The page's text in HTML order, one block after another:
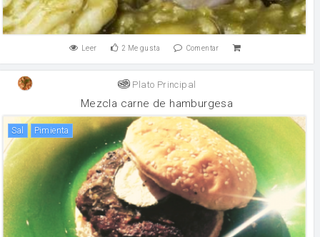
Leer 2 Me gusta Comentar
Plato Principal
Mezcla carne de hamburgesa
sal pimienta